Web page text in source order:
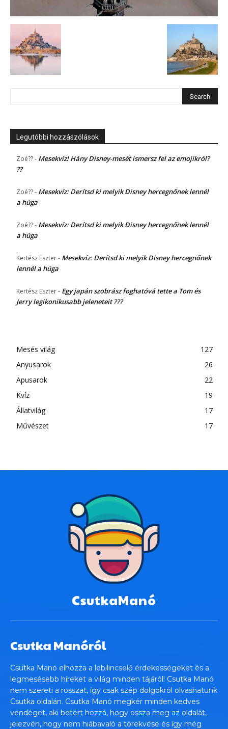
Legutóbbi hozzászólások
Zoé??- Mesekvíz! Hány Disney-mesét ismersz fel az emojikról?
??
Zoé??- Mesekvíz: Derítsd ki melyik Disney hercegnőnek lennél
a húga
Zoé??- Mesekvíz: Derítsd ki melyik Disney hercegnőnek lennél
a húga
Kertész Eszter- Mesekvíz: Derítsd ki melyik Disney hercegnőnek
lennél a húga
Kertész Eszter- Egy japán szobrász foghatóvá tette a Tom és
Jerry legikonikusabb jeleneteit ???
Mesés világ
127
Anyusarok
26
Apusarok
22
Kvíz
19
Állatvilág
17
Művészet
17
CsutkaManó
Csutka Manóról
Csutka Manó elhozza a lebilincselő érdekességeket és a
legmesésebb híreket a világ minden tájáról! Csutka Manó
nem szereti a rosszat, így csak szép dolgokról olvashatunk
Csutka oldalán. Csutka Manó megkér minden kedves
vendéget, aki betért hozzá, hogy ossza meg az oldalát,
jelezvén, hogy nem hiábavaló a törekvése és így még